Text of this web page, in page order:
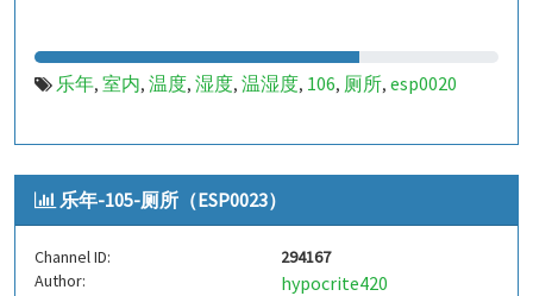
乐年, 室内, 温度, 湿度, 温湿度, 106, 厕所, esp0020
乐年-105-厕所（ESP0023）
Channel ID:
294167
Author:
hypocrite420